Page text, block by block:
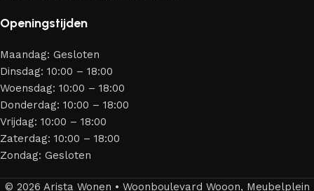
Openingstijden
Maandag: Gesloten
Dinsdag: 10:00 – 18:00
Woensdag: 10:00 – 18:00
Donderdag: 10:00 – 18:00
Vrijdag: 10:00 – 18:00
Zaterdag: 10:00 – 18:00
Zondag: Gesloten
© 2026 Arista Wonen • Woonboulevard Wooon, Meubelplein